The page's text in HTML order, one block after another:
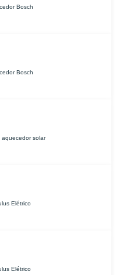
Bosch
Bosch
solar
Elétrico
Elétrico